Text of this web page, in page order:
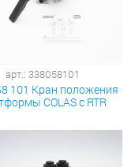
арт.: 338058101
101 Кран положения
COLAS с RTR